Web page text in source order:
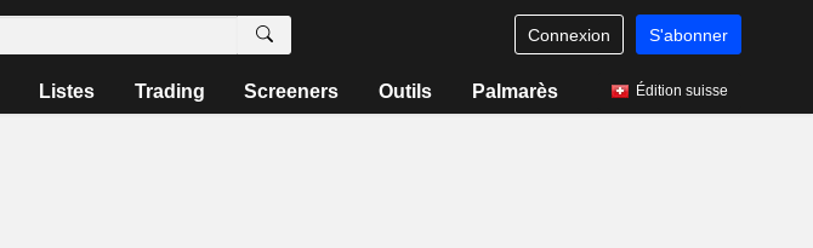
Connexion S'abonner
Listes Trading Screeners Outils Palmarès Édition suisse